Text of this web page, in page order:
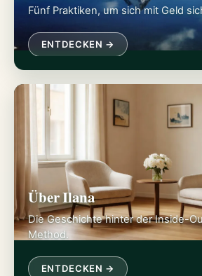
Fünf Praktiken, um sich mit Geld
ENTDECKEN →
Über Ilana
Die Geschichte hinter der Inside-
Method.
ENTDECKEN →